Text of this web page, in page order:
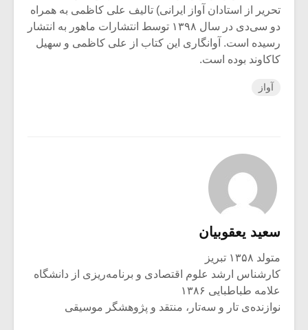
تحریر از استادان آواز ایرانی) تالیف علی کاظمی به همراه
دو سی‌دی در سال ۱۳۹۸ توسط انتشارات ماهور به انتشار
رسیده است. آوانگاری این کتاب از علی کاظمی و سهیل
کاکاوند بوده است.
آواز
سعید یعقوبیان
متولد ۱۳۵۸ تبریز
کارشناس ارشد علوم اقتصادی و برنامه‌ریزی از دانشگاه
علامه طباطبایی ۱۳۸۶
نوازنده‌ی تار و سه‌تار، منتقد و پژوهشگر موسیقی